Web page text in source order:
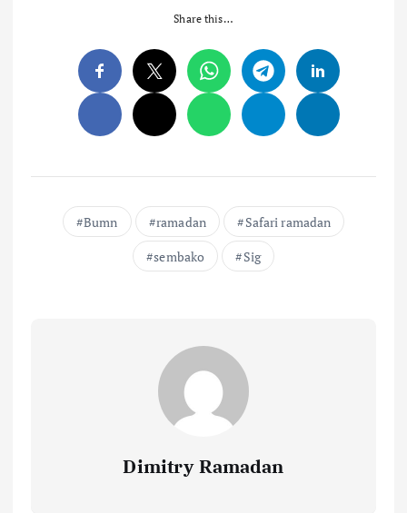
Share this…
Bumn ramadan
Safari ramadan
sembako
Sig
Dimitry Ramadan